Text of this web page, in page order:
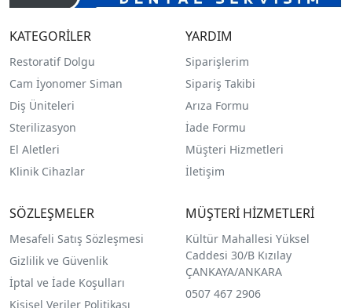
KATEGORİLER
Restoratif Dolgu
Cam İyonomer Siman
Diş Üniteleri
Sterilizasyon
El Aletleri
Klinik Cihazlar
YARDIM
Siparişlerim
Sipariş Takibi
Arıza Formu
İade Formu
Müşteri Hizmetleri
İletişim
SÖZLEŞMELER
Mesafeli Satış Sözleşmesi
Gizlilik ve Güvenlik
İptal ve İade Koşulları
Kişisel Veriler Politikası
MÜŞTERİ HİZMETLERİ
Kültür Mahallesi Yüksel
Caddesi 30/B Kızılay
ÇANKAYA/ANKARA
0507 467 2906